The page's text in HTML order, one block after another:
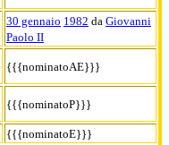
30 gennaio 1982 da Giovanni
Paolo II
{{{nominatoAE}}}
{{{nominatoP}}}
{{{nominatoE}}}